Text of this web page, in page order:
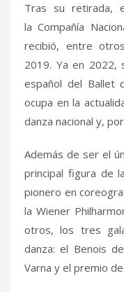
Tras su retirada,
la Compañía
recibió, entre
2019. Ya en
español del Ballet
ocupa en la
danza nacional y,
Además de ser el
principal figura de
pionero en
la Wiener
otros, los tres
danza: el Benois
Varna y el premio de